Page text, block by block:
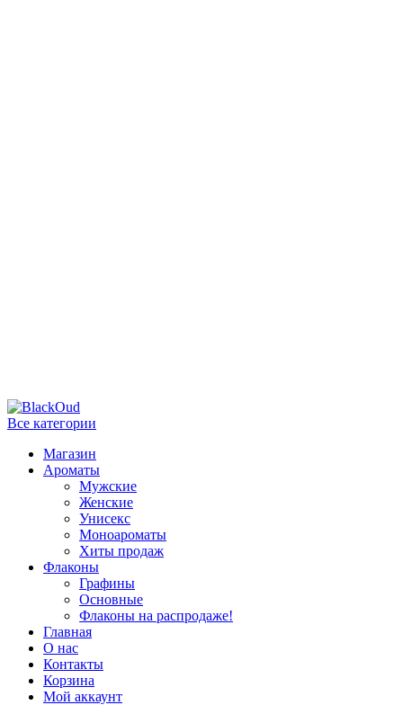
Все категории
Магазин
Ароматы
Мужские
Женские
Унисекс
Моноароматы
Хиты продаж
Флаконы
Графины
Основные
Флаконы на распродаже!
Главная
О нас
Контакты
Корзина
Мой аккаунт